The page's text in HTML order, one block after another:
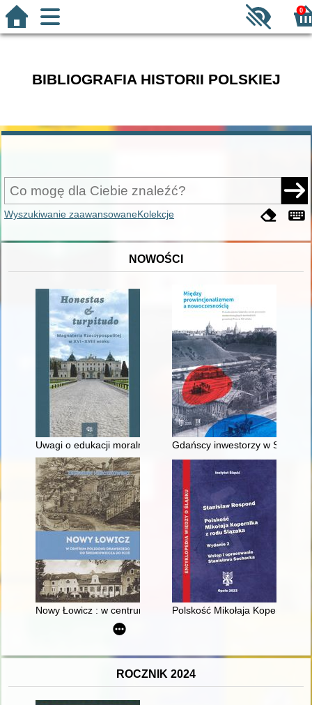
0
BIBLIOGRAFIA HISTORII POLSKIEJ
Wyszukiwanie zaawansowaneKolekcje
NOWOŚCI
Uwagi o edukacji moralnej synów szlacheckich w XVI-
Gdańscy inwestorzy w
Nowy Łowicz : w centrum poligonu drawskiego od
Polskość Mikołaja Kopernika z
ROCZNIK 2024